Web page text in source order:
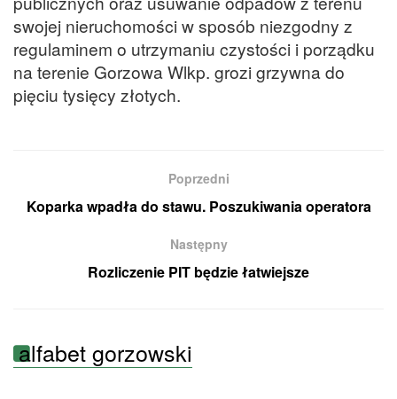
swojej nieruchomości w sposób niezgodny z
regulaminem o utrzymaniu czystości i porządku
na terenie Gorzowa Wlkp. grozi grzywna do
pięciu tysięcy złotych.
Poprzedni
Koparka wpadła do stawu. Poszukiwania operatora
Następny
Rozliczenie PIT będzie łatwiejsze
alfabet gorzowski